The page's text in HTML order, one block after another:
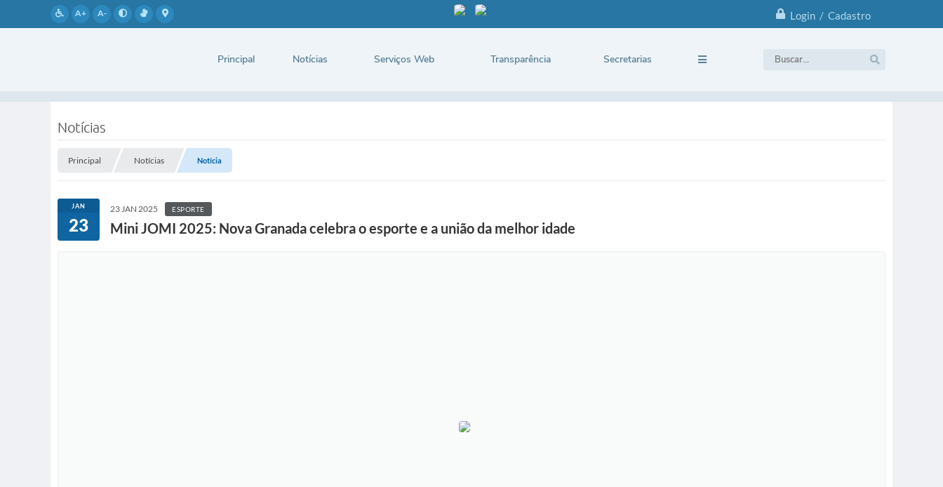
Login / Cadastro
A+ A-
Principal Notícias Serviços Web Transparência Secretarias
Notícias
Principal Notícias Notícia
JAN
23
23 JAN 2025 ESPORTE
Mini JOMI 2025: Nova Granada celebra o esporte e a união da melhor idade